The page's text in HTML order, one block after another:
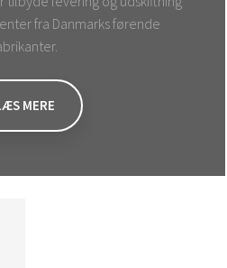
fra Danmarks førende
MERE​